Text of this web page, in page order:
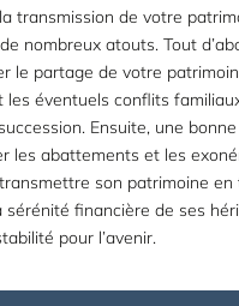
transmission de votre
nombreux atouts. Tout
le partage de votre
les éventuels conflits
Ensuite, une
les abattements et les
son patrimoine en
sérénité financière de ses
pour l’avenir.